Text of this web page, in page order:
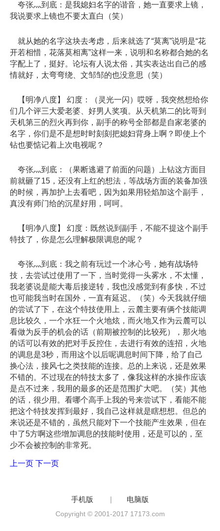
夸张灬到底：是我媳妇名字的谐音，她一直要求上镜，
我说要求上镜也不要太直白（笑）
就从她的名字这块去考虑，后来就选了“莫离”说明是“花
开若相惜，花落莫相离”这样一来，说明和名称都合她的名
字配上了，挺好。论坛有人说太俗，其实表达出自己的感
情就好，太弯弯绕、文邹邹的也没意思（笑）
【明净八度】 幻度：（灵光一闪）哎呀，我突然想给你
们几个评三大爱老婆、好男人奖项。从天机第二的比哥到
天机第三的烈火再到你，副手的称号全部都是自家老婆的
名字，你们是不是想时时刻刻把媳妇背身上啊？即使上个
钻也要惦记着上次电视呢？
夸张灬到底：（果断逃避了前面的问题）上钻这方面目
前就砸了15，还没有上红的想法，等战场方面的装备加强
的时候，再加护上去看吧，因为如果用轻焰加这个副手，
真没有师门给的沉星好用，呵呵。
【明净八度】 幻度：既然说到副手，不能不提这个副手
特技了，你是怎么理解极限调息的呢？
夸张灬到底：我之前有玩过一个冰心号，她有战场特
技，去尝试过使用了一下，当时觉得一头雾水，不太懂，
我老婆说是能大毒后接逆转，我也没感觉到有多快，不过
也可能我当时在国外，一直有延迟。（笑）今天我就仔细
的尝试了下，在这个特技使用上，云麓主要有俩个技能调
息比较久，一个水狂一个火地炫，而火地又作为云麓可以
看做为反手的机会的话（前期被控制的比较死），那火地
的话可以有效的把对手反控住，去进行有效的连招，火地
的调息是3秒，而用这个以后呢调息时间下降，给了自己
换心法，接风七之类技能的连接。总的上来说，还是效果
不错的。不过现在的特技太多了，像我这样的水操作应该
是点不过来，我用的最多的还是范围扩大吧。（笑）其他
的话，很少用。看哪个高手上我的号来尝试下，看能不能
把这个特技发挥到最好，我自己这样就是瞎想想。但总的
来说还是不错的，虽然只能对下一个技能产生效果，但在
中了5方啊这些增加调息的技能时使用，还是可以的，至
少不会被控制的非常死。
上一页 下一页
手机版 | 电脑版
Copyright © 2001-2017 17173.com